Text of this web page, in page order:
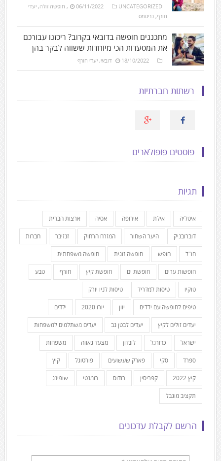
06/11/2022 UNCATEGORIZED
, חופשה זולה, יעדי
חורף, כריסמס
מתכננים חופשה בדובאי בקרוב? ריכזנו עבורכם
את המסעדות הכי מיוחדות ששווה לבקר בהן
18/10/2022 דובאי, יעדי חורף
רשתות חברתיות
פוסטים פופולארים
תגיות
איטליה אילת אירופה אסיה ארצות הברית
דוברובניק היער השחור המזרח הרחוק זנזיבר חברות
חו"ל חופש חופשה זוגית חופשה משפחתית
חופשות ערים חופשת ים חופשת קיץ חורף טבע
טוקיו טיסות למדריד טיסות לניו יורק
טיפים לחופשה עם ילדים יוון יורו 2020 ילדים
יעדים זולים לקיץ יעדים לבטן גב יעדים משתלמים למשפחות
ישראל כדורגל לונדון מצעד גאווה משפחות
ספרד סקי פארק שעשועים פורטוגל קיץ
קיץ 2022 קפריסין רודוס רומנטי שופינג
תקציב מוגבל
הרשם לקבלת עדכונים